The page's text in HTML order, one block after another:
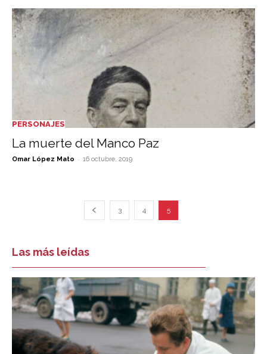
PERSONAJES
La muerte del Manco Paz
Omar López Mato - 16 octubre, 2019
3 4 5
Las más leídas